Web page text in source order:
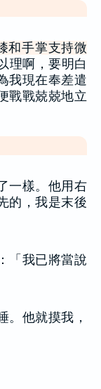
和手掌支持微
理啊，要明白
我現在奉差遣
戰戰兢兢地立
一樣。他用右
的，我是末後
「我已將當說
。他就摸我，